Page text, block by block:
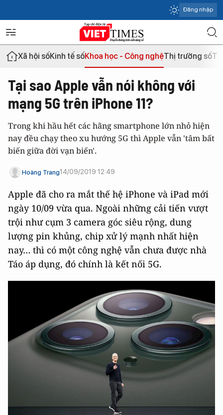
Đăng nhập
Xã hội sốKinh tế sốKhoa học - Công nghệThị trường số
Tại sao Apple vẫn nói không với
mạng 5G trên iPhone 11?
Trong khi hầu hết các hãng smartphone lớn nhỏ hiện
nay đều chạy theo xu hướng 5G thì Apple vẫn 'tâm bất
biến giữa đời vạn biến'.
Hoàng Trang14/09/2019 12:49
Apple đã cho ra mắt thế hệ iPhone và iPad mới
ngày 10/09 vừa qua. Ngoài những cải tiến vượt
trội như cụm 3 camera góc siêu rộng, dung
lượng pin khủng, chip xử lý mạnh nhất hiện
nay… thì có một công nghệ vẫn chưa được nhà
Táo áp dụng, đó chính là kết nối 5G.